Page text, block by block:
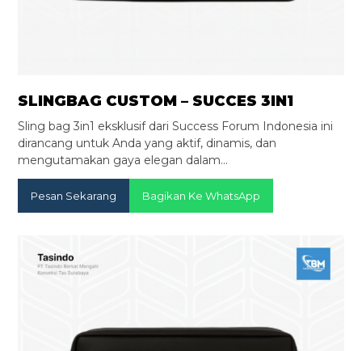
SLINGBAG CUSTOM – SUCCES 3IN1
Sling bag 3in1 eksklusif dari Success Forum Indonesia ini
dirancang untuk Anda yang aktif, dinamis, dan
mengutamakan gaya elegan dalam…
Pesan Sekarang Bagikan Ke WhatsApp